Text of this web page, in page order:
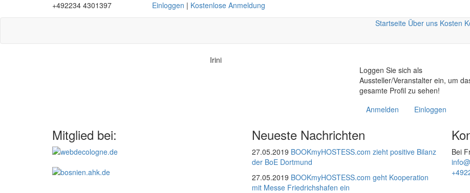
+492234 4301397 Einloggen | Kostenlose Anmeldung
Startseite Über uns Kosten
Irini
Loggen Sie sich als
Aussteller/Veranstalter ein, um
gesamte Profil zu sehen!
Anmelden
Einloggen
Mitglied bei: Neueste Nachrichten
27.05.2019 BOOKmyHOSTESS.com zieht positive Bilanz
der BoE Dortmund
27.05.2019 BOOKmyHOSTESS.com geht Kooperation
mit Messe Friedrichshafen ein
Bei